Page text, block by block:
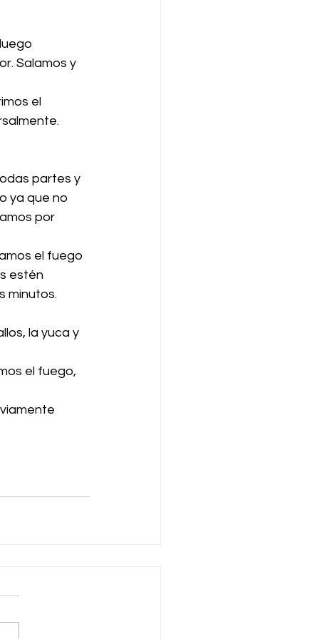
Salamos y
el
partes y
ya que no
por
el fuego
estén
minutos.
la yuca y
el fuego,